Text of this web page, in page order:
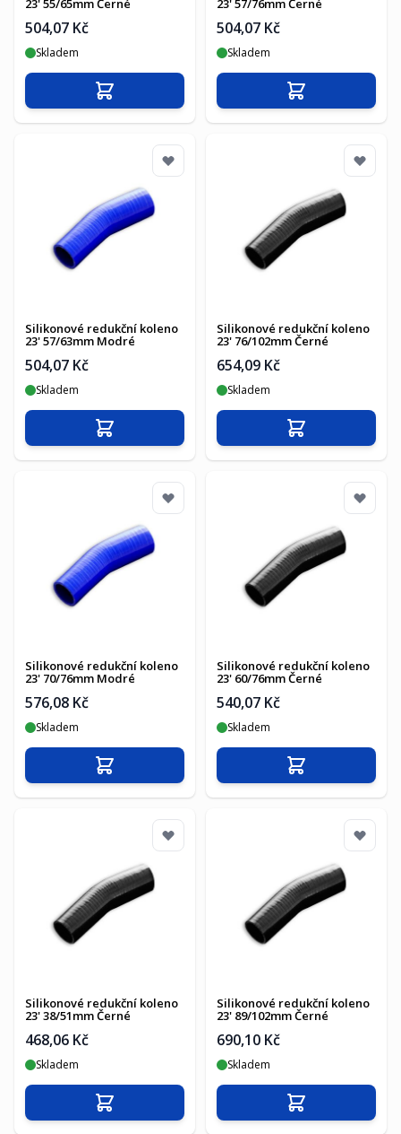
23' 55/65mm Černé
504,07 Kč
Skladem
Přidat do košíku
23' 57/76mm Černé
504,07 Kč
Skladem
Přidat do košíku
Silikonové redukční koleno
23' 57/63mm Modré
504,07 Kč
Skladem
Přidat do košíku
Silikonové redukční koleno
23' 76/102mm Černé
654,09 Kč
Skladem
Přidat do košíku
Silikonové redukční koleno
23' 70/76mm Modré
576,08 Kč
Skladem
Přidat do košíku
Silikonové redukční koleno
23' 60/76mm Černé
540,07 Kč
Skladem
Přidat do košíku
Silikonové redukční koleno
23' 38/51mm Černé
468,06 Kč
Skladem
Přidat do košíku
Silikonové redukční koleno
23' 89/102mm Černé
690,10 Kč
Skladem
Přidat do košíku